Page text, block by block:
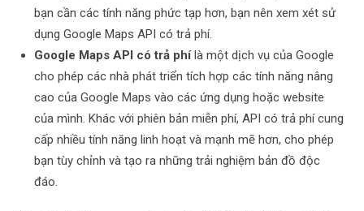
bạn cần các tính năng phức tạp hơn, bạn nên xem xét sử
dụng Google Maps API có trả phí.
Google Maps API có trả phílà một dịch vụ của Google
cho phép các nhà phát triển tích hợp các tính năng nâng
cao của Google Maps vào các ứng dụng hoặc website
của mình. Khác với phiên bản miễn phí, API có trả phí cung
cấp nhiều tính năng linh hoạt và mạnh mẽ hơn, cho phép
bạn tùy chỉnh và tạo ra những trải nghiệm bản đồ độc
đáo.